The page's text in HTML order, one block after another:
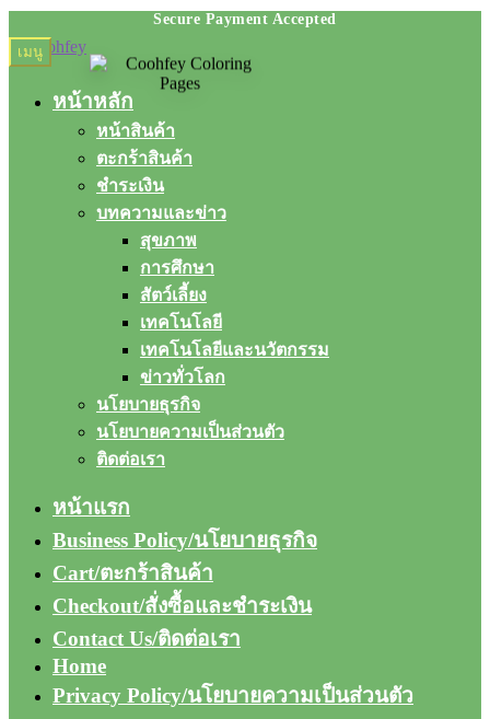
Skip
to
Skip
to
เมนู
หน้าหลัก
หน้าสินค้า
ตะกร้าสินค้า
ชำระเงิน
บทความและข่าว
สุขภาพ
การศึกษา
สัตว์เลี้ยง
เทคโนโลยี
เทคโนโลยีและนวัตกรรม
ข่าวทั่วโลก
นโยบายธุรกิจ
นโยบายความเป็นส่วนตัว
ติดต่อเรา
หน้าแรก
Business Policy/นโยบายธุรกิจ
Cart/ตะกร้าสินค้า
Checkout/สั่งซื้อและชำระเงิน
Contact Us/ติดต่อเรา
Home
Privacy Policy/นโยบายความเป็นส่วนตัว